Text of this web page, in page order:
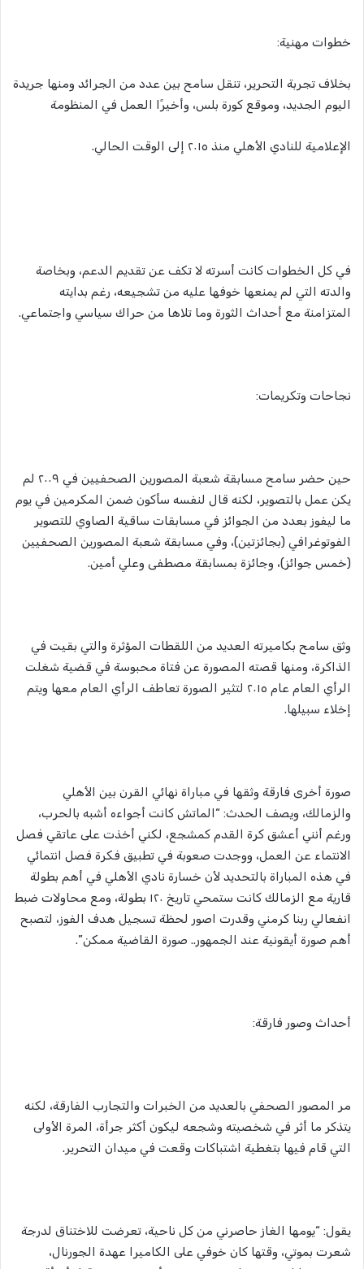
خطوات مهنية:
بخلاف تجربة التحرير، تنقل سامح بين عدد من الجرائد ومنها جريدة
اليوم الجديد، وموقع كورة بلس، وأخيرًا العمل في المنظومة
الإعلامية للنادي الأهلي منذ ٢٠١٥ إلى الوقت الحالي.
في كل الخطوات كانت أسرته لا تكف عن تقديم الدعم، وبخاصة
والدته التي لم يمنعها خوفها عليه من تشجيعه، رغم بدايته
المتزامنة مع أحداث الثورة وما تلاها من حراك سياسي واجتماعي.
نجاحات وتكريمات:
حين حضر سامح مسابقة شعبة المصورين الصحفيين في ٢٠٠٩ لم
يكن عمل بالتصوير، لكنه قال لنفسه سأكون ضمن المكرمين في يوم
ما ليفوز بعدد من الجوائز في مسابقات ساقية الصاوي للتصوير
الفوتوغرافي (بجائزتين)، وفي مسابقة شعبة المصورين الصحفيين
(خمس جوائز)، وجائزة بمسابقة مصطفى وعلي أمين.
وثق سامح بكاميرته العديد من اللقطات المؤثرة والتي بقيت في
الذاكرة، ومنها قصته المصورة عن فتاة محبوسة في قضية شغلت
الرأي العام عام ٢٠١٥ لتثير الصورة تعاطف الرأي العام معها ويتم
إخلاء سبيلها.
صورة أخرى فارقة وثقها في مباراة نهائي القرن بين الأهلي
والزمالك، ويصف الحدث: “الماتش كانت أجواءه أشبه بالحرب،
ورغم أنني أعشق كرة القدم كمشجع، لكني أخذت على عاتقي فصل
الانتماء عن العمل، ووجدت صعوبة في تطبيق فكرة فصل انتمائي
في هذه المباراة بالتحديد لأن خسارة نادي الأهلي في أهم بطولة
قارية مع الزمالك كانت ستمحي تاريخ ١٢٠ بطولة، ومع محاولات ضبط
انفعالي ربنا كرمني وقدرت اصور لحظة تسجيل هدف الفوز، لتصبح
أهم صورة أيقونية عند الجمهور.. صورة القاضية ممكن”.
أحداث وصور فارقة:
مر المصور الصحفي بالعديد من الخبرات والتجارب الفارقة، لكنه
يتذكر ما أثر في شخصيته وشجعه ليكون أكثر جرأة، المرة الأولى
التي قام فيها بتغطية اشتباكات وقعت في ميدان التحرير.
يقول: “يومها الغاز حاصرني من كل ناحية، تعرضت للاختناق لدرجة
شعرت بموتي، وقتها كان خوفي على الكاميرا عهدة الجورنال،